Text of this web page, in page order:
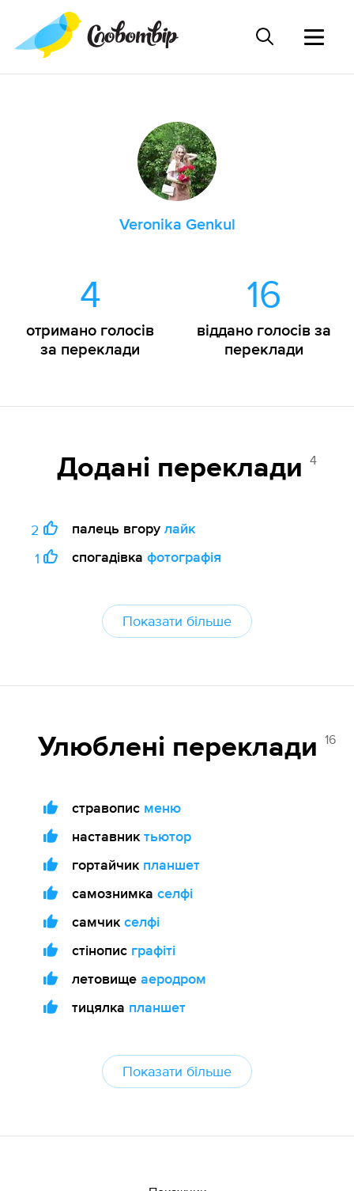
Veronika Genkul
4
отримано голосів
за переклади
16
віддано голосів за
переклади
Додані переклади 4
2 палець вгору лайк
1
спогадівка фотографія
Показати більше
Улюблені переклади 16
стравопис меню
наставник тьютор
гортайчик планшет
самознимка селфі
самчик селфі
стінопис графіті
летовище аеродром
тицялка планшет
Показати більше